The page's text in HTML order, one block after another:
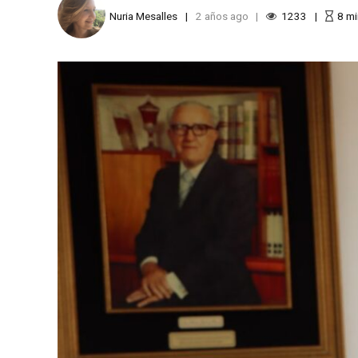
Nuria Mesalles 2 años ago 1233 8